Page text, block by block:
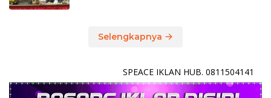
Selengkapnya
SPEACE IKLAN HUB. 0811504141